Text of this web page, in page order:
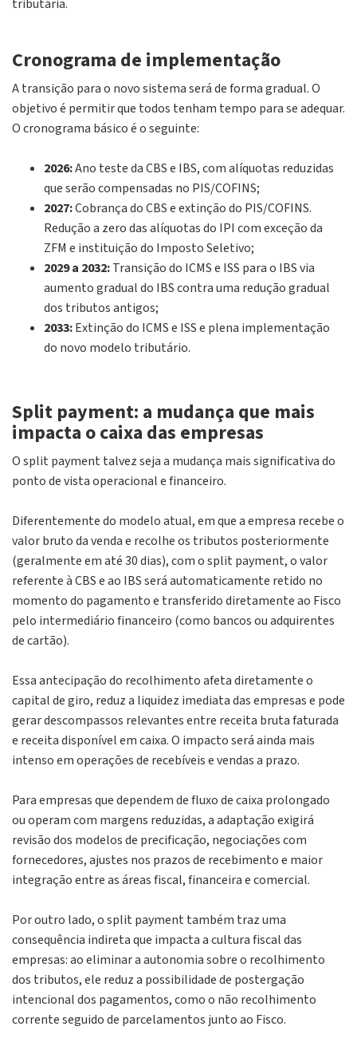
tributária.
Cronograma de implementação
A transição para o novo sistema será de forma gradual. O
objetivo é permitir que todos tenham tempo para se adequar.
O cronograma básico é o seguinte:
2026:Ano teste da CBS e IBS, com alíquotas reduzidas
que serão compensadas no PIS/COFINS;
2027:Cobrança do CBS e extinção do PIS/COFINS.
Redução a zero das alíquotas do IPI com exceção da
ZFM e instituição do Imposto Seletivo;
2029 a 2032:Transição do ICMS e ISS para o IBS via
aumento gradual do IBS contra uma redução gradual
dos tributos antigos;
2033:Extinção do ICMS e ISS e plena implementação
do novo modelo tributário.
Split payment: a mudança que mais
impacta o caixa das empresas
Osplit payment talvez seja a mudança mais significativa do
ponto de vista operacional e financeiro.
Diferentemente do modelo atual, em que a empresa recebe o
valor bruto da venda e recolhe os tributos posteriormente
(geralmente em até 30 dias), com osplit payment, o valor
referente à CBS e ao IBS será automaticamente retido no
momento do pagamento e transferido diretamente ao Fisco
pelo intermediário financeiro (como bancos ou adquirentes
de cartão).
Essa antecipação do recolhimento afeta diretamente o
capital de giro, reduz a liquidez imediata das empresas e pode
gerar descompassos relevantes entre receita bruta faturada
e receita disponível em caixa. O impacto será ainda mais
intenso em operações de recebíveis e vendas a prazo.
Para empresas que dependem de fluxo de caixa prolongado
ou operam com margens reduzidas, a adaptação exigirá
revisão dos modelos de precificação, negociações com
fornecedores, ajustes nos prazos de recebimento e maior
integração entre as áreas fiscal, financeira e comercial.
Por outro lado, osplit payment também traz uma
consequência indireta que impacta a cultura fiscal das
empresas: ao eliminar a autonomia sobre o recolhimento
dos tributos, ele reduz a possibilidade de postergação
intencional dos pagamentos, como o não recolhimento
corrente seguido de parcelamentos junto ao Fisco.